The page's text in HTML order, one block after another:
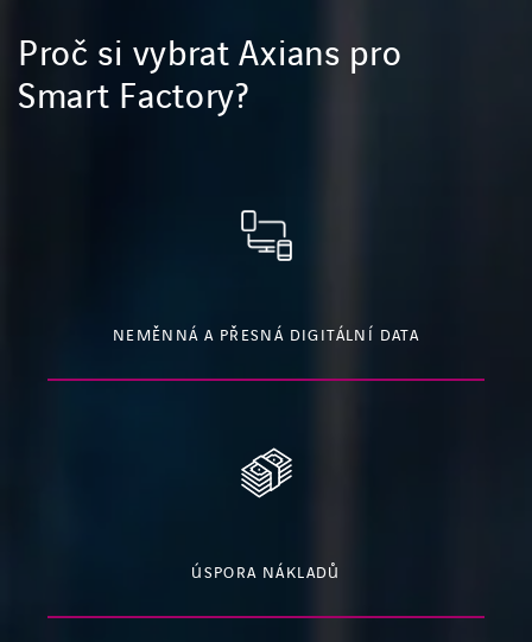
Proč si vybrat Axians pro
Smart Factory?
NEMĚNNÁ A PŘESNÁ DIGITÁLNÍ DATA
ÚSPORA NÁKLADŮ